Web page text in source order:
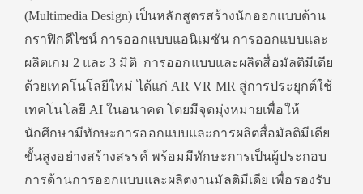
(Multimedia Design) เป็นหลักสูตรสร้างนักออกแบบด้าน
กราฟิกดีไซน์ การออกแบบแอนิเมชัน การออกแบบและ
ผลิตเกม 2 และ 3 มิติ การออกแบบและผลิตสื่อมัลติมีเดีย
ด้วยเทคโนโลยีใหม่ ได้แก่ AR VR MR สู่การประยุกต์ใช้
เทคโนโลยี AI ในอนาคต โดยมีจุดมุ่งหมายเพื่อให้
นักศึกษามีทักษะการออกแบบและการผลิตสื่อมัลติมีเดีย
ขั้นสูงอย่างสร้างสรรค์ พร้อมมีทักษะการเป็นผู้ประกอบ
การด้านการออกแบบและผลิตงานมัลติมีเดีย เพื่อรองรับ